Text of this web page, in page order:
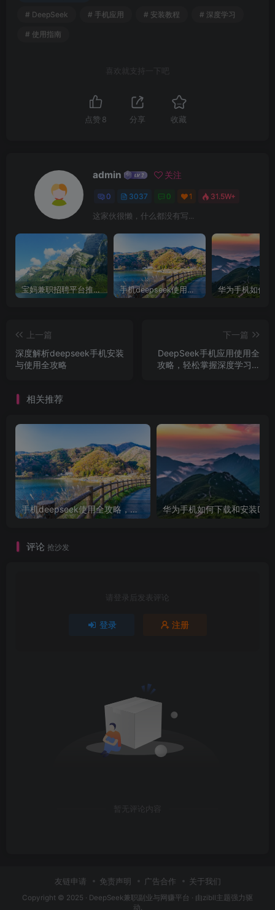
# DeepSeek # 手机应用 # 安装教程 # 深度学习
# 使用指南
喜欢就支持一下吧
点赞 8 分享 收藏
admin 关注
0 3037 0 1 31.5W+
这家伙很懒，什么都没有写...
宝妈兼职招聘平台推荐，轻松找到理想工作！ 手机deepseek使用全攻略，轻松实现画图与炒股功能
上一篇
深度解析deepseek手机安装
与使用全攻略
下一篇
DeepSeek手机应用使用全
攻略，轻松掌握深度学习AI
相关推荐
手机deepseek使用全攻略，轻松实现画图与炒股功能
评论 抢沙发
请登录后发表评论
登录 注册
暂无评论内容
友链申请 免责声明 广告合作 关于我们
Copyright © 2025 · DeepSeek兼职副业与网赚平台 · 由zibll主题 强力驱
动.